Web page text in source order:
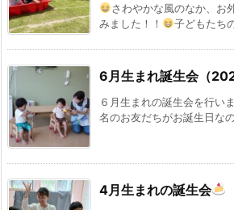
さわやかな風のなか、お
みました！！
子どもたち
6月生まれ誕生会（
６月生まれの誕生会を行い
名のお友だちがお誕生日な
4月生まれの誕生会